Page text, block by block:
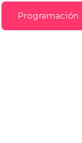
Programación